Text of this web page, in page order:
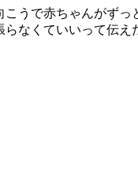
うで赤ちゃんがず
なくていいって伝